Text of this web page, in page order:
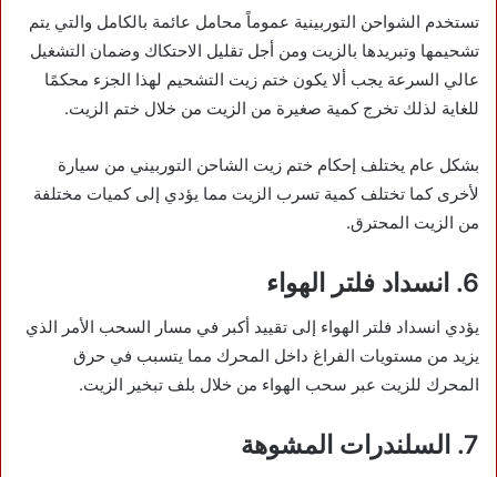
تستخدم الشواحن التوربينية عموماً محامل عائمة بالكامل والتي يتم
تشحيمها وتبريدها بالزيت ومن أجل تقليل الاحتكاك وضمان التشغيل
عالي السرعة يجب ألا يكون ختم زيت التشحيم لهذا الجزء محكمًا
للغاية لذلك تخرج كمية صغيرة من الزيت من خلال ختم الزيت.
بشكل عام يختلف إحكام ختم زيت الشاحن التوربيني من سيارة
لأخرى كما تختلف كمية تسرب الزيت مما يؤدي إلى كميات مختلفة
من الزيت المحترق.
6. انسداد فلتر الهواء
يؤدي انسداد فلتر الهواء إلى تقييد أكبر في مسار السحب الأمر الذي
يزيد من مستويات الفراغ داخل المحرك مما يتسبب في حرق
المحرك للزيت عبر سحب الهواء من خلال بلف تبخير الزيت.
7. السلندرات المشوهة